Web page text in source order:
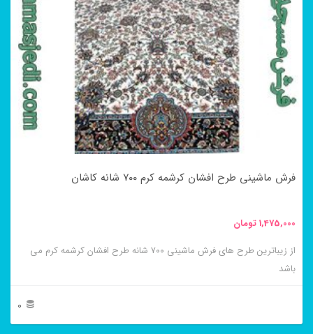
مختلفی
باشد.
گزینه
ها
صفحه
انتخاب
شوند
فرش ماشینی طرح افشان کرشمه کرم ۷۰۰ شانه کاشان
1,475,000تومان
از زیباترین طرح های فرش ماشینی ۷۰۰ شانه طرح افشان کرشمه کرم می
باشد
0